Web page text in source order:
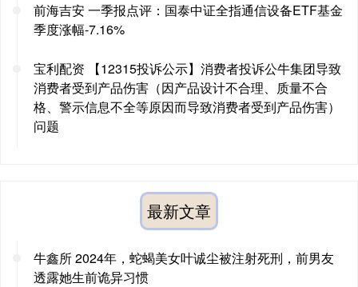
前海吉安 一季报点评：国泰中证全指通信设备ETF基金
季度涨幅-7.16%
宝利配资 【12315投诉公示】消费者投诉公牛集团导致
消费者受到产品伤害（因产品设计不合理、质量不合
格、警示信息不全等原因而导致消费者受到产品伤害）
问题
最新文章
牛鑫所 2024年，蛇蝎美女叶诚尘被注射死刑，前男友
透露她生前诡异习惯